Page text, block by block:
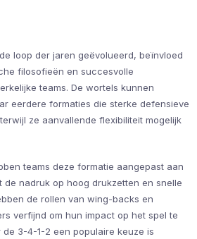
loop der jaren geëvolueerd, beïnvloed
filosofieën en succesvolle
teams. De wortels kunnen
eerdere formaties die sterke defensieve
ze aanvallende flexibiliteit mogelijk
teams deze formatie aangepast aan
de nadruk op hoog drukzetten en snelle
de rollen van wing-backs en
verfijnd om hun impact op het spel te
3-4-1-2 een populaire keuze is